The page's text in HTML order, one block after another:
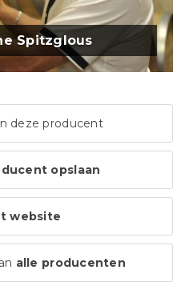
Spitzglous
deze producent
opslaan
website
alle producenten